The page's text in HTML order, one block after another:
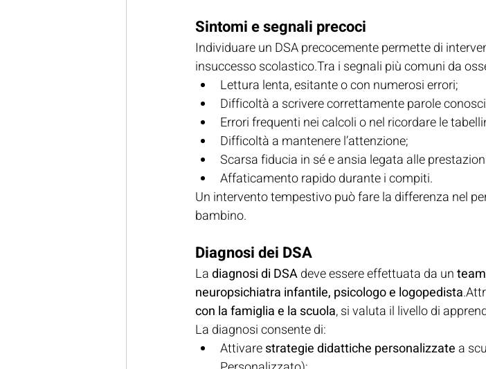
Sintomi e segnali precoci
Individuare un DSA precocemente permette di
insuccesso scolastico.Tra i segnali più comuni da
Lettura lenta, esitante o con numerosi errori;
Difficoltà a scrivere correttamente parole
Errori frequenti nei calcoli o nel ricordare le
Difficoltà a mantenere l’attenzione;
Scarsa fiducia in sé e ansia legata alle
Affaticamento rapido durante i compiti.
Un intervento tempestivo può fare la differenza nel
bambino.
Diagnosi dei DSA
La diagnosi di DSA deve essere effettuata da un
neuropsichiatra infantile, psicologo e logopedista
con la famiglia e la scuola, si valuta il livello di
La diagnosi consente di:
Attivare strategie didattiche personalizzate a